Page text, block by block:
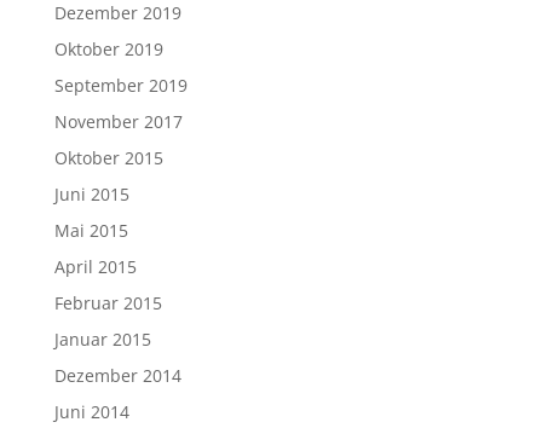
Dezember 2019
Oktober 2019
September 2019
November 2017
Oktober 2015
Juni 2015
Mai 2015
April 2015
Februar 2015
Januar 2015
Dezember 2014
Juni 2014